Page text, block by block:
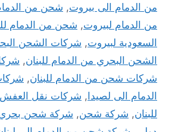
من الدمام الى بيروت, شحن من
من الدمام لبيروت, شحن من الدمام
السعودية لبيروت, شركات الشحن
الشحن البحري من الدمام للبنان,
شركات شحن من الدمام للبنان,
الدمام الى لصيدا , شركات نقل العفش
للبنان, شركة شحن, شركة شحن